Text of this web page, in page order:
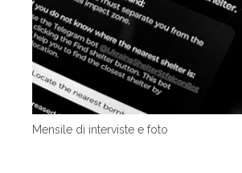
Mensile di interviste e foto